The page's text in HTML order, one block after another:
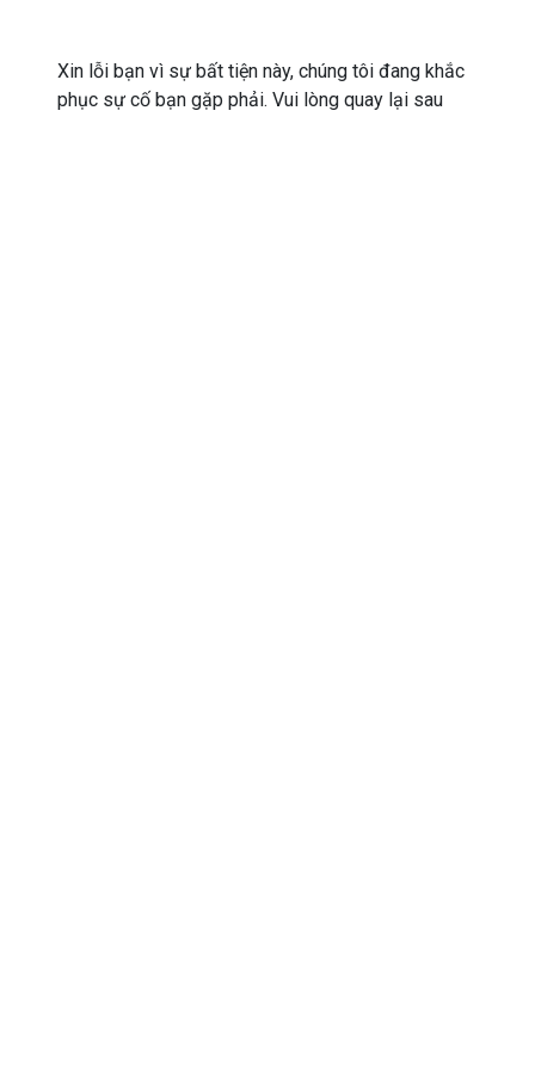
Xin lỗi bạn vì sự bất tiện này, chúng tôi đang khắc
phục sự cố bạn gặp phải. Vui lòng quay lại sau